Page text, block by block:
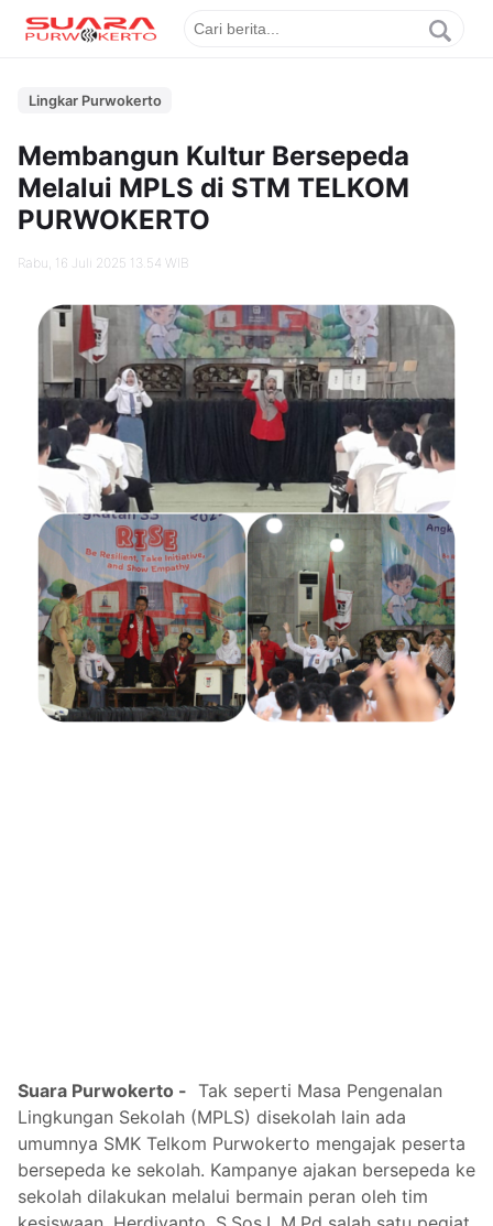
Lingkar Purwokerto
Membangun Kultur Bersepeda
Melalui MPLS di STM TELKOM
PURWOKERTO
Rabu, 16 Juli 2025 13.54 WIB
Suara Purwokerto - Tak seperti Masa Pengenalan
Lingkungan Sekolah (MPLS) disekolah lain ada
umumnya SMK Telkom Purwokerto mengajak peserta
bersepeda ke sekolah. Kampanye ajakan bersepeda ke
sekolah dilakukan melalui bermain peran oleh tim